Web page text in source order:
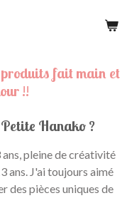
produits fait main et
!!
Hanako ?
ans, pleine de créativité
ans. J'ai toujours aimé
des pièces uniques de